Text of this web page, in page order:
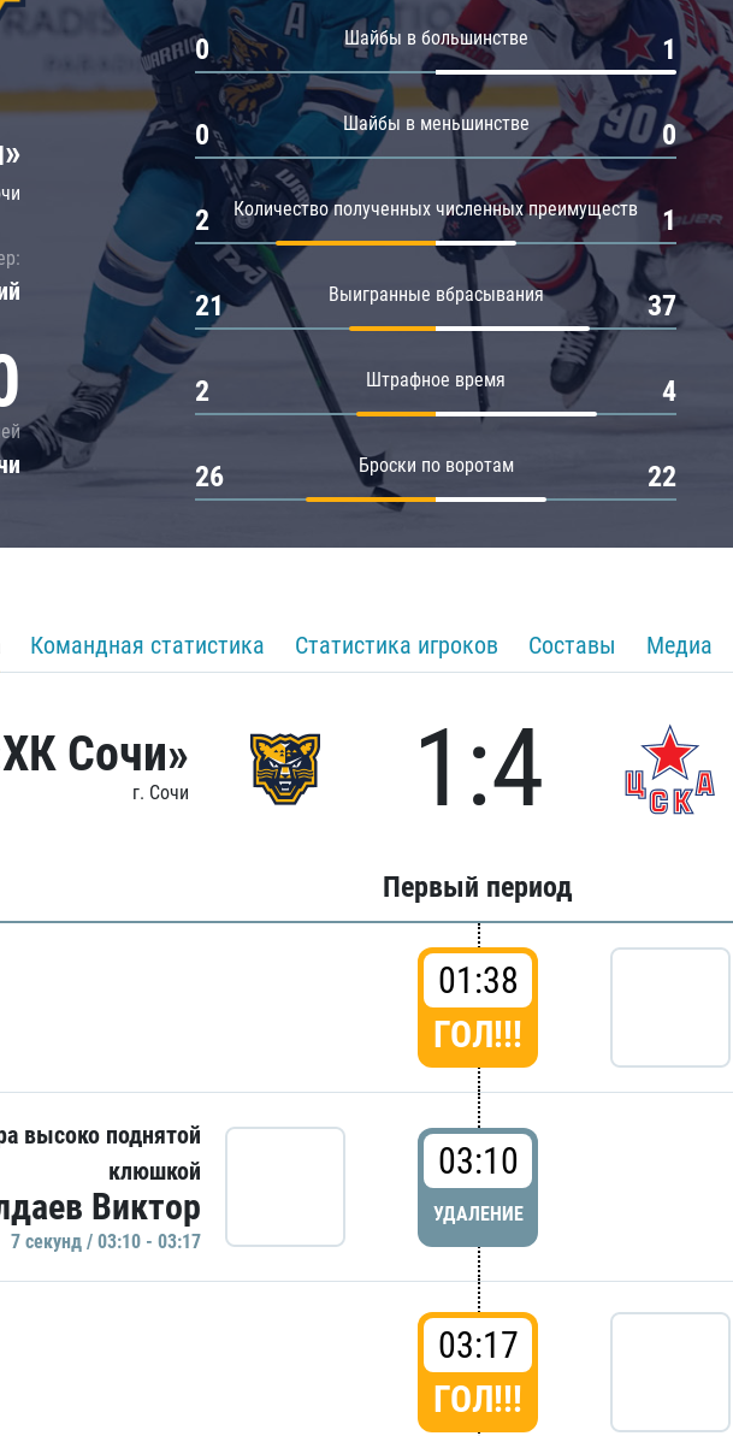
Драконы
Амур
Барыс
Салават Юлаев
Шайбы в большинстве
0 1
Шайбы в меньшинстве
0 0
Количество полученных численных преимуществ
2 1
Выигранные вбрасывания
21 37
Штрафное время
2 4
Броски по воротам
26 22
Командная статистика Статистика игроков Составы Медиа
Сочи»
г. Сочи 1:4
Первый период
01:38
ГОЛ!!!
высоко поднятой
клюшкой
Виктор
7 секунд / 03:10 - 03:17
03:10
УДАЛЕНИЕ
03:17
ГОЛ!!!